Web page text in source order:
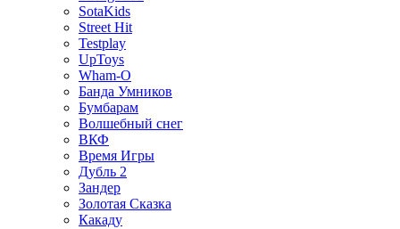
SotaKids
Street Hit
Testplay
UpToys
Wham-O
Банда Умников
Бумбарам
Волшебный снег
ВКФ
Время Игры
Дубль 2
Зандер
Золотая Сказка
Какаду